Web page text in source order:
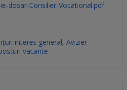
dosar-Consilier-Vocational.pdf
interes general, Avizier
vacante